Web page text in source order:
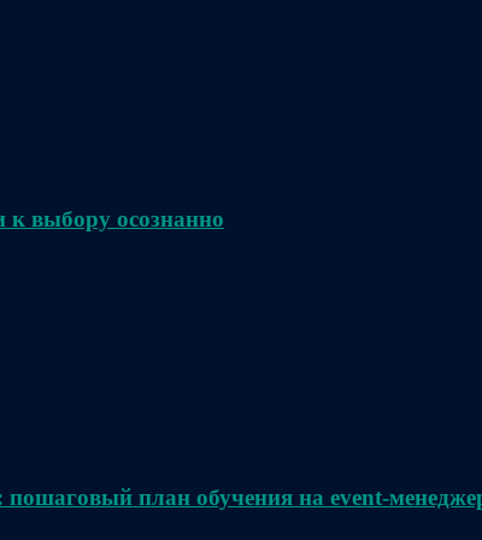
выбору осознанно
план обучения на event-